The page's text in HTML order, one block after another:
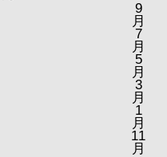
9
月
7
月
5
月
3
月
1
月
11
月